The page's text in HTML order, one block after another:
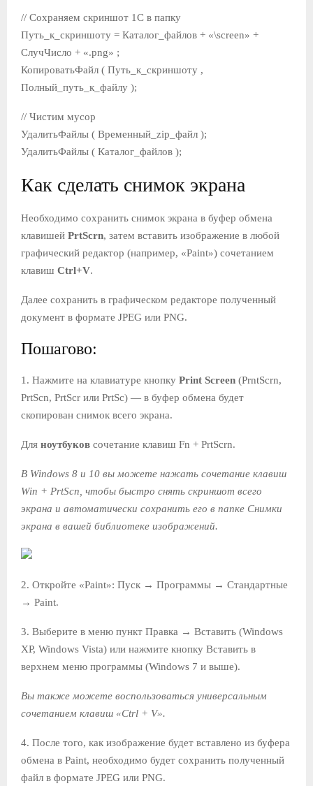
// Сохраняем скриншот 1С в папку
Путь_к_скриншоту = Каталог_файлов + «\screen» +
СлучЧисло + «.png» ;
КопироватьФайл ( Путь_к_скриншоту ,
Полный_путь_к_файлу );
// Чистим мусор
УдалитьФайлы ( Временный_zip_файл );
УдалитьФайлы ( Каталог_файлов );
Как сделать снимок экрана
Необходимо сохранить снимок экрана в буфер обмена
клавишей PrtScrn, затем вставить изображение в любой
графический редактор (например, «Paint») сочетанием
клавиш Ctrl+V.
Далее сохранить в графическом редакторе полученный
документ в формате JPEG или PNG.
Пошагово:
1. Нажмите на клавиатуре кнопку Print Screen (PrntScrn,
PrtScn, PrtScr или PrtSc) — в буфер обмена будет
скопирован снимок всего экрана.
Для ноутбуков сочетание клавиш Fn + PrtScrn.
В Windows 8 и 10 вы можете нажать сочетание клавиш
Win + PrtScn, чтобы быстро снять скриншот всего
экрана и автоматически сохранить его в папке Снимки
экрана в вашей библиотеке изображений.
2. Откройте «Paint»: Пуск → Программы → Стандартные
→ Paint.
3. Выберите в меню пункт Правка → Вставить (Windows
XP, Windows Vista) или нажмите кнопку Вставить в
верхнем меню программы (Windows 7 и выше).
Вы также можете воспользоваться универсальным
сочетанием клавиш «Ctrl + V».
4. После того, как изображение будет вставлено из буфера
обмена в Paint, необходимо будет сохранить полученный
файл в формате JPEG или PNG.